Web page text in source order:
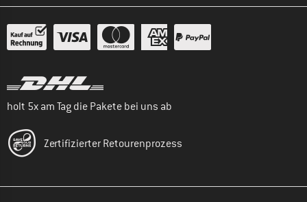
holt 5x am Tag die Pakete bei uns ab
Zertifizierter Retourenprozess